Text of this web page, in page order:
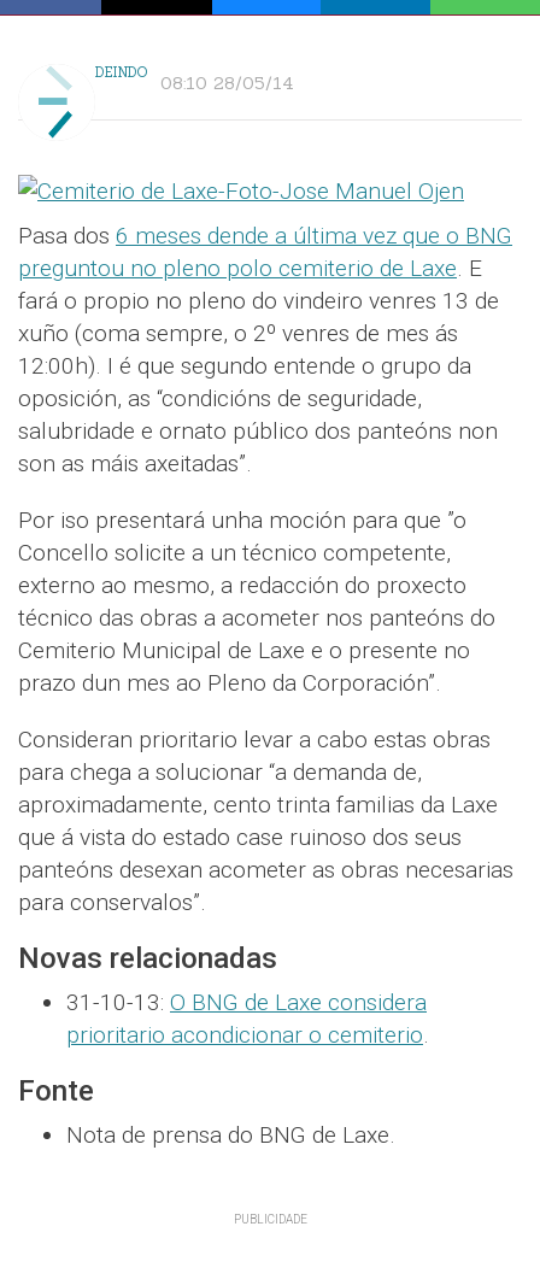
DEINDO 08:10 28/05/14
Pasa dos 6 meses dende a última vez que o BNG
preguntou no pleno polo cemiterio de Laxe. E
fará o propio no pleno do vindeiro venres 13 de
xuño (coma sempre, o 2º venres de mes ás
12:00h). I é que segundo entende o grupo da
oposición, as “condicións de seguridade,
salubridade e ornato público dos panteóns non
son as máis axeitadas”.
Por iso presentará unha moción para que ”o
Concello solicite a un técnico competente,
externo ao mesmo, a redacción do proxecto
técnico das obras a acometer nos panteóns do
Cemiterio Municipal de Laxe e o presente no
prazo dun mes ao Pleno da Corporación”.
Consideran prioritario levar a cabo estas obras
para chega a solucionar “a demanda de,
aproximadamente, cento trinta familias da Laxe
que á vista do estado case ruinoso dos seus
panteóns desexan acometer as obras necesarias
para conservalos”.
Novas relacionadas
31-10-13: O BNG de Laxe considera
prioritario acondicionar o cemiterio.
Fonte
Nota de prensa do BNG de Laxe.